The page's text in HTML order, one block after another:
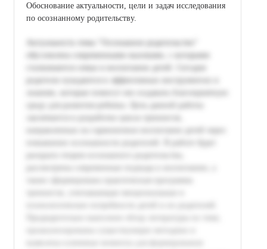
Обоснование актуальности, цели и задач исследования
по осознанному родительству.